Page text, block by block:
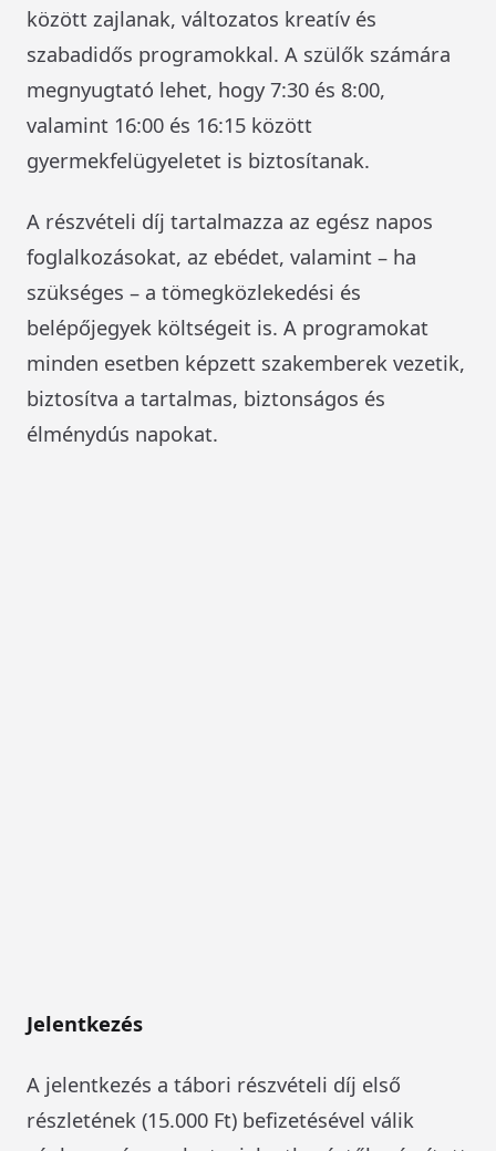
között zajlanak, változatos kreatív és
szabadidős programokkal. A szülők számára
megnyugtató lehet, hogy 7:30 és 8:00,
valamint 16:00 és 16:15 között
gyermekfelügyeletet is biztosítanak.
A részvételi díj tartalmazza az egész napos
foglalkozásokat, az ebédet, valamint – ha
szükséges – a tömegközlekedési és
belépőjegyek költségeit is. A programokat
minden esetben képzett szakemberek vezetik,
biztosítva a tartalmas, biztonságos és
élménydús napokat.
Jelentkezés
A jelentkezés a tábori részvételi díj első
részletének (15.000 Ft) befizetésével válik